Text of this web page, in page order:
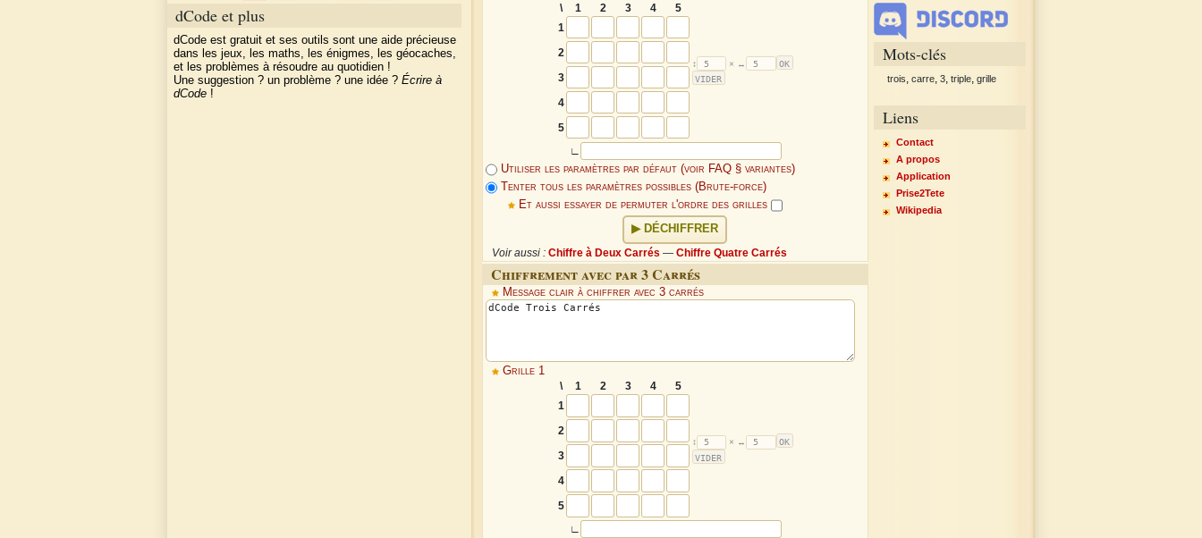
dCode et plus
dCode est gratuit et ses outils sont une aide précieuse
dans les jeux, les maths, les énigmes, les géocaches,
et les problèmes à résoudre au quotidien !
Une suggestion ? un problème ? une idée ? Écrire à
dCode!
×↔
\
1 2 3 4
5
1
2
3
4
5
∟
Utiliser les paramètres par défaut (voir FAQ § variantes)
Tenter tous les paramètres possibles (Brute-force)
Et aussi essayer de permuter l'ordre des grilles
DÉCHIFFRER
Voir aussi : Chiffre à Deux Carrés —Chiffre Quatre Carrés
Chiffrement avec par 3 Carrés
Message clair à chiffrer avec 3 carrés
Grille 1
\
1 2 3 4
5
1
2
3
4
5
∟
Mots-clés
trois carre 3 triple grille
Liens
Contact
A propos
Application
Prise2Tete
Wikipedia